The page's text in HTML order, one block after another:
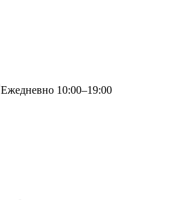
Ежедневно 10:00–19:00